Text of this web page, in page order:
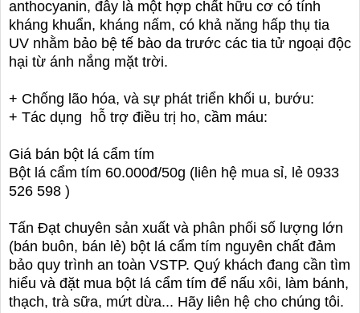
anthocyanin, đây là một hợp chất hữu cơ có tính
kháng khuẩn, kháng nấm, có khả năng hấp thụ tia
UV nhằm bảo bệ tế bào da trước các tia tử ngoại độc
hại từ ánh nắng mặt trời.
+ Chống lão hóa, và sự phát triển khối u, bướu:
+ Tác dụng hỗ trợ điều trị ho, cầm máu:
Giá bán bột lá cẩm tím
Bột lá cẩm tím 60.000đ/50g (liên hệ mua sỉ, lẻ 0933
526 598 )
Tấn Đạt chuyên sản xuất và phân phối số lượng lớn
(bán buôn, bán lẻ) bột lá cẩm tím nguyên chất đảm
bảo quy trình an toàn VSTP. Quý khách đang cần tìm
hiểu và đặt mua bột lá cẩm tím để nấu xôi, làm bánh,
thạch, trà sữa, mứt dừa... Hãy liên hệ cho chúng tôi.